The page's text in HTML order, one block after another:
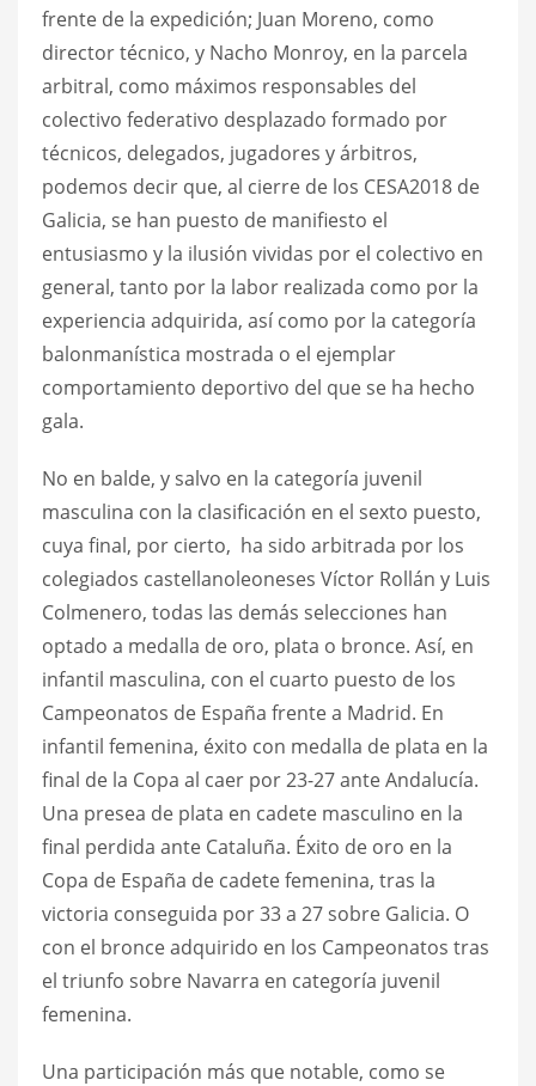
frente de la expedición; Juan Moreno, como
director técnico, y Nacho Monroy, en la parcela
arbitral, como máximos responsables del
colectivo federativo desplazado formado por
técnicos, delegados, jugadores y árbitros,
podemos decir que, al cierre de los CESA2018 de
Galicia, se han puesto de manifiesto el
entusiasmo y la ilusión vividas por el colectivo en
general, tanto por la labor realizada como por la
experiencia adquirida, así como por la categoría
balonmanística mostrada o el ejemplar
comportamiento deportivo del que se ha hecho
gala.
No en balde, y salvo en la categoría juvenil
masculina con la clasificación en el sexto puesto,
cuya final, por cierto, ha sido arbitrada por los
colegiados castellanoleoneses Víctor Rollán y Luis
Colmenero, todas las demás selecciones han
optado a medalla de oro, plata o bronce. Así, en
infantil masculina, con el cuarto puesto de los
Campeonatos de España frente a Madrid. En
infantil femenina, éxito con medalla de plata en la
final de la Copa al caer por 23-27 ante Andalucía.
Una presea de plata en cadete masculino en la
final perdida ante Cataluña. Éxito de oro en la
Copa de España de cadete femenina, tras la
victoria conseguida por 33 a 27 sobre Galicia. O
con el bronce adquirido en los Campeonatos tras
el triunfo sobre Navarra en categoría juvenil
femenina.
Una participación más que notable, como se